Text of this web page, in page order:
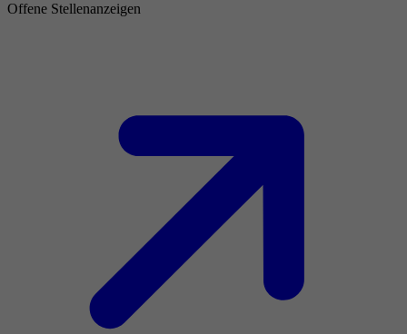
Offene Stellenanzeigen